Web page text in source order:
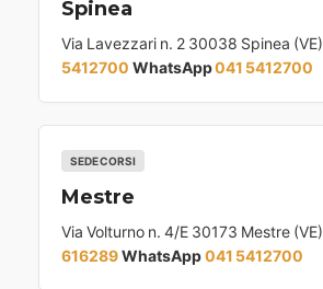
Spinea
Via Lavezzari n. 2 30038 Spinea (VE)
5412700 WhatsApp041 5412700
SEDE CORSI
Mestre
Via Volturno n. 4/E 30173 Mestre (VE)
616289WhatsApp041 5412700